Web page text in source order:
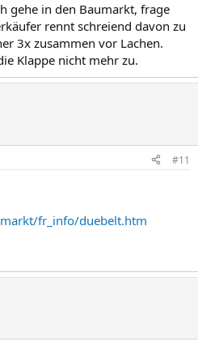
gehe in den Baumarkt, frage
rennt schreiend davon zu
3x zusammen vor Lachen.
Klappe nicht mehr zu.
#11
fr_info/duebelt.htm